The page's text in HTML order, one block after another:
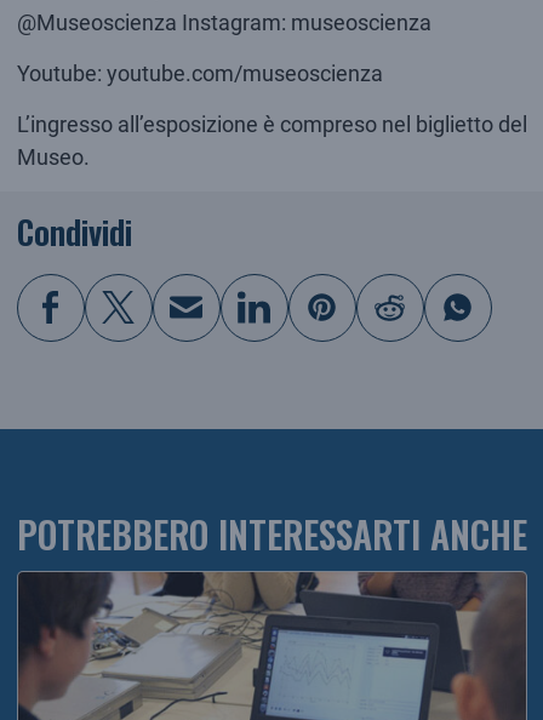
@Museoscienza Instagram: museoscienza
Youtube: youtube.com/museoscienza
L’ingresso all’esposizione è compreso nel biglietto del
Museo.
Condividi
POTREBBERO INTERESSARTI ANCHE